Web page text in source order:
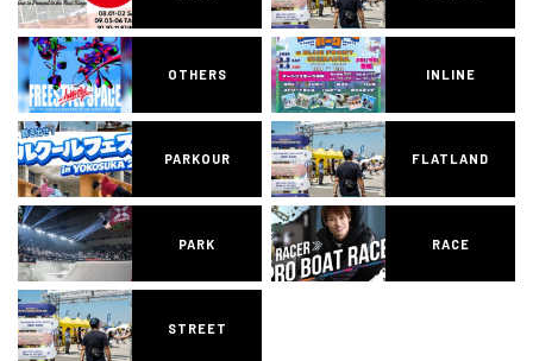
OTHERS INLINE
PARKOUR FLATLAND
PARK RACE
STREET